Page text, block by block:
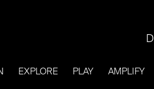
EXPLORE PLAY AMPLIFY